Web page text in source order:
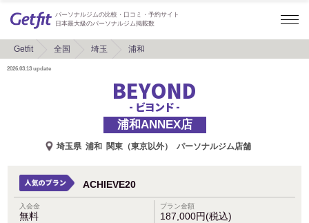
パーソナルジムの比較・口コミ・予約サイト
日本最大級のパーソナルジム掲載数
Getfit 全国 埼玉 浦和
2026.03.13 update
BEYOND
- ビヨンド -
浦和ANNEX店
埼玉県 浦和 関東（東京以外） パーソナルジム店舗
ACHIEVE20
入会金
無料
プラン金額
187,000円(税込)